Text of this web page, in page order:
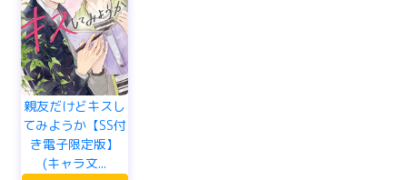
親友だけどキスし
てみようか【SS付
き電子限定版】
(キャラ文...